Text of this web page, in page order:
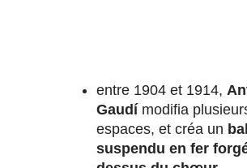
entre 1904 et 1914,
Gaudí modifia
espaces, et créa un
suspendu en fer